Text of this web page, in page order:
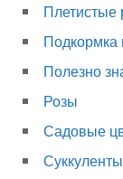
Плетистые
Подкормка
Полезно
Розы
Садовые
Суккуленты